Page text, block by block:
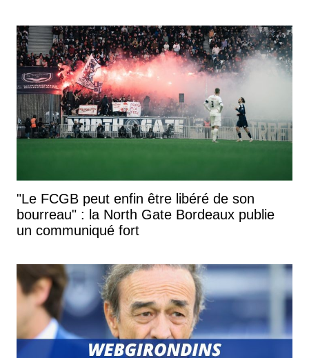
"Le FCGB peut enfin être libéré de son
bourreau" : la North Gate Bordeaux publie
un communiqué fort